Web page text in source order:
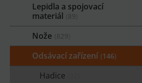
Lepidla a spojovací
materiál
Nože
Odsávací zařízení 146
Hadice